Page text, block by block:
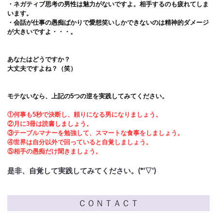
・ネガティブ思考の男性は魅力がないですよ。相手するのも疲れてしま
います。
・会話が仕事の愚痴ばかりで愛想笑いしかできないのは精神的ダメージ
が大きいですよ・・・。
あなたはどうですか？
大丈夫ですよね？（笑）
モテないなら、上記の5つの逆を実践してみてください。
①何事も5秒で決断し、頼りになる男になりましょう。
②月に3冊は読書しましょう。
③テーブルマナーを勉強して、スマートな食事をしましょう。
④世界は自分以外で回っていると自覚しましょう。
⑤相手の愚痴だけ聞きましょう。
是非、自覚して実践してみてください。(*'▽')
ＣＯＮＴＡＣＴ